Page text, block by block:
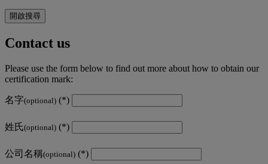
開啟搜尋
Contact us
Please use the form below to find out more about how to obtain our
certification mark:
名字(optional)
姓氏(optional)
公司名稱(optional)